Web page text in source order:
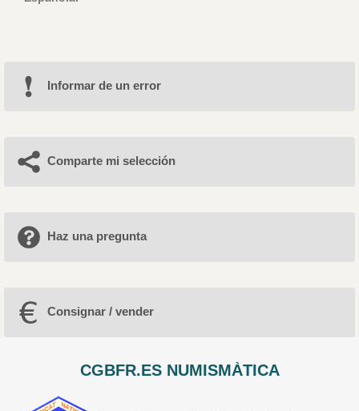
Informar de un error
Comparte mi selección
Haz una pregunta
Consignar / vender
CGBFR.ES NUMISMÀTICA